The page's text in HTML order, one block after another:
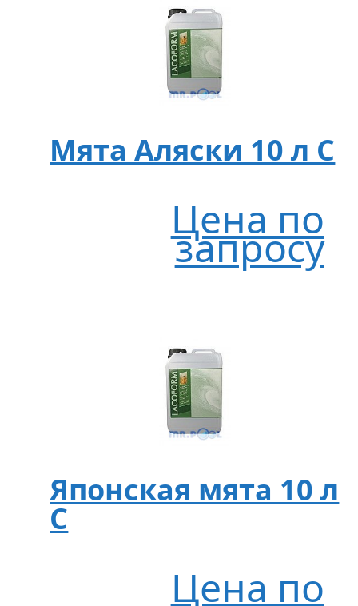
Мята Аляски 10 л C
Цена по
запросу
Японская мята 10 л
C
Цена по